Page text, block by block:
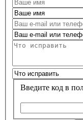
Введите код в